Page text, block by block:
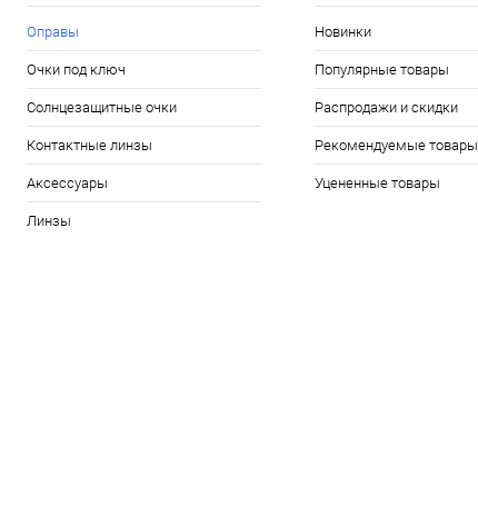
Оправы
Очки под ключ
Солнцезащитные очки
Контактные линзы
Аксессуары
Линзы
Новинки
Популярные товары
Распродажи и скидки
Рекомендуемые товары
Уцененные товары